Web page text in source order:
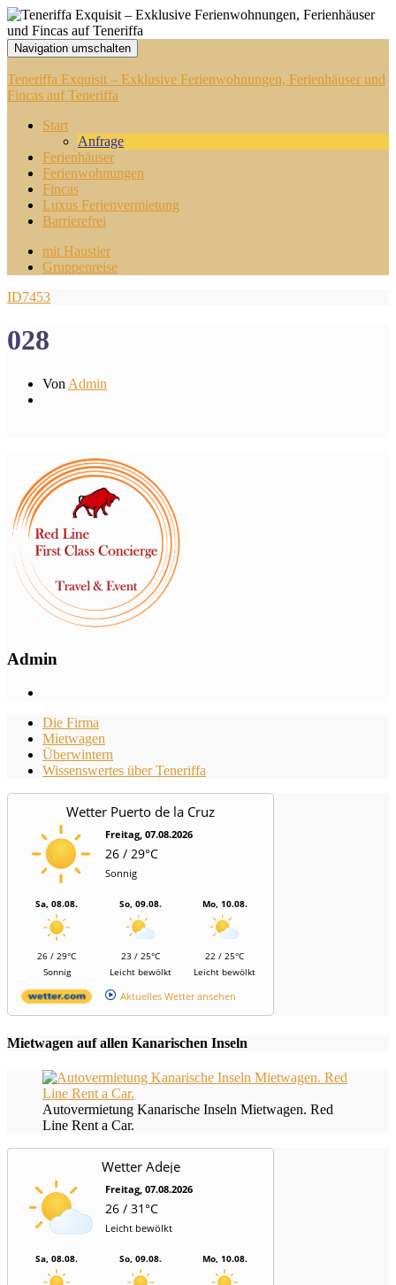
Navigation umschalten
Teneriffa Exquisit – Exklusive Ferienwohnungen, Ferienhäuser und
Fincas auf Teneriffa
Start
Anfrage
Ferienhäuser
Ferienwohnungen
Fincas
Luxus Ferienvermietung
Barrierefrei
mit Haustier
Gruppenreise
ID7453
028
Von Admin
Admin
Die Firma
Mietwagen
Überwintern
Wissenswertes über Teneriffa
Wetter Puerto de la Cruz
Freitag, 07.08.2026
26 / 29°C
Sonnig
Sa, 08.08.
26 / 29°C
Sonnig
So, 09.08.
23 / 25°C
Leicht bewölkt
Mo, 10.08.
22 / 25°C
Leicht bewölkt
Aktuelles Wetter ansehen
Mietwagen auf allen Kanarischen Inseln
Autovermietung Kanarische Inseln Mietwagen. Red
Line Rent a Car.
Wetter Adeje
Freitag, 07.08.2026
26 / 31°C
Leicht bewölkt
Sa, 08.08. So, 09.08. Mo, 10.08.